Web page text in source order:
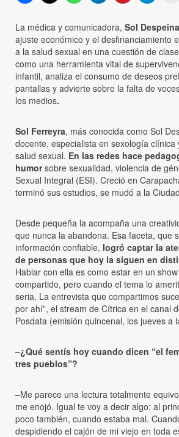
La médica y comunicadora, Sol
ajuste económico y el desfinanciamiento
a la salud sexual en una cuestión de
como una herramienta vital de
infantil, analiza el consumo de deseos
pantallas y advierte sobre la falta de
los medios.
Sol Ferreyra, más conocida como Sol
docente, especialista en sexología clínica
salud sexual. En las redes hace
humorsobre sexualidad, violencia de
Sexual Integral (ESI). Creció en
terminó sus estudios, se mudó a la
Desde pequeña la acompaña una
que nunca la abandona. Esa faceta, que
información confiable, logró captar la
de personas que hoy la siguen en
Hablar con ella es como estar en un
compartido, pero cuando el tema lo
seria. La entrevista que compartimos
por ahí”, el stream de Cítrica en el canal
Posdata (emisión quincenal, los jueves a
–¿Qué sentís hoy cuando dicen “el
tres pueblos”?
–Me parece una lectura totalmente
me enojó. Igual te voy a decir algo: al
poco también, cuando estaba mal.
despidiendo el cajón de mi viejo en toda